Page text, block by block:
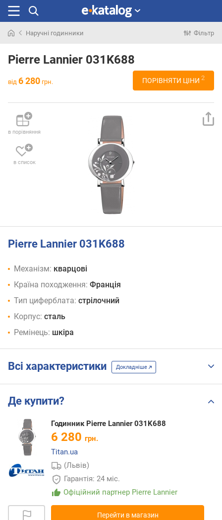
раніше
Наручні годинники Фільтр
Pierre Lannier 031K688
від 6 280 грн. ПОРІВНЯТИ ЦІНИ 2
в порівняння
в список
Pierre Lannier 031K688
Механізм: кварцові
Країна походження: Франція
Тип циферблата: стрілочний
Корпус: сталь
Ремінець: шкіра
Всі характеристики Докладніше
Де купити?
Годинник Pierre Lannier 031K688
6 280 грн.
Titan.ua
(Львів)
Гарантія: 24 міс.
Офіційний партнер Pierre Lannier
Перейти в магазин